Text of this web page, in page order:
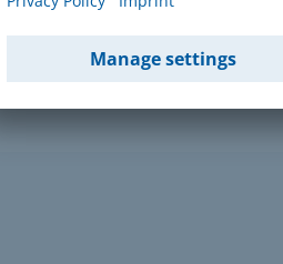
Get in touch with us